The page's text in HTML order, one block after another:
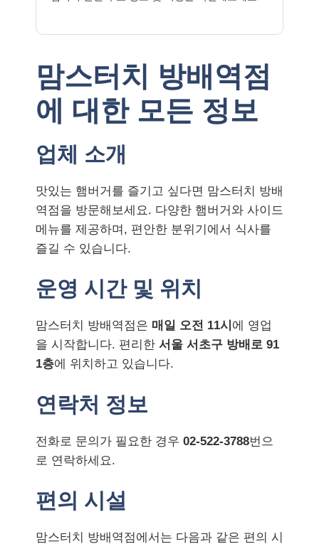
맘스터치 방배역점
에 대한 모든 정보
업체 소개
맛있는 햄버거를 즐기고 싶다면 맘스터치 방배
역점을 방문해보세요. 다양한 햄버거와 사이드
메뉴를 제공하며, 편안한 분위기에서 식사를
즐길 수 있습니다.
운영 시간 및 위치
맘스터치 방배역점은 매일 오전 11시 에 영업
을 시작합니다. 편리한 서울 서초구 방배로 91
1층에 위치하고 있습니다.
연락처 정보
전화로 문의가 필요한 경우 02-522-3788번으
로 연락하세요.
편의 시설
맘스터치 방배역점에서는 다음과 같은 편의 시